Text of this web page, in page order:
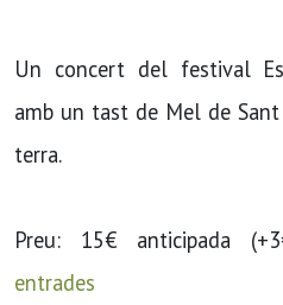
Un concert del festival
amb un tast de Mel de
terra.
Preu: 15€ anticipada
entrades